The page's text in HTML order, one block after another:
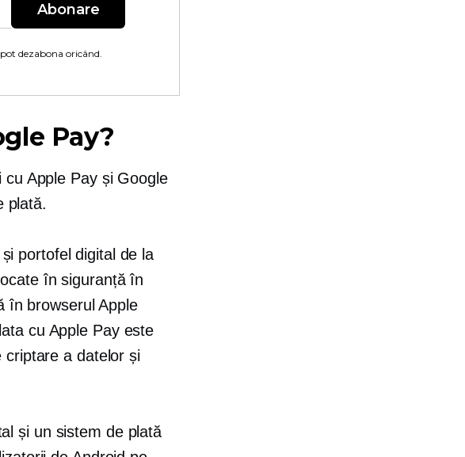
Abonare
dezabona oricând.
Pay?
Apple Pay și Google
plată.
portofel digital de la
în siguranță în
în browserul Apple
cu Apple Pay este
criptare a datelor și
și un sistem de plată